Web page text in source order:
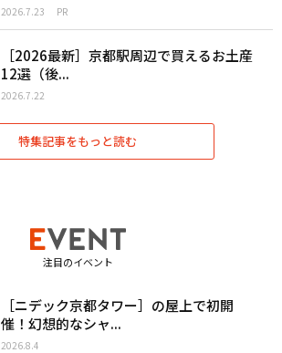
2026.7.23 PR
［2026最新］京都駅周辺で買えるお土産
12選（後...
2026.7.22
特集記事をもっと読む
注目のイベント
［ニデック京都タワー］の屋上で初開
催！幻想的なシャ...
2026.8.4